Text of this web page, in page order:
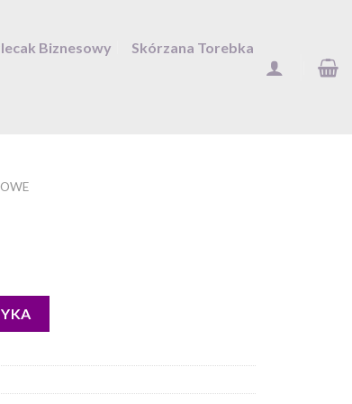
Biznesowy Skórzana Torebka